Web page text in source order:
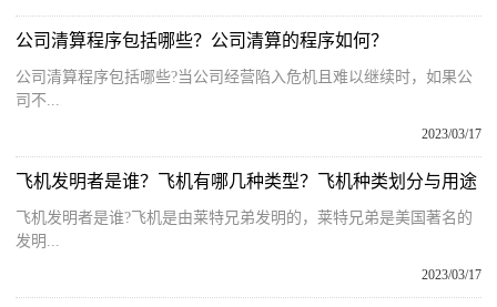
公司清算程序包括哪些？公司清算的程序如何？
公司清算程序包括哪些?当公司经营陷入危机且难以继续时，如果公
司不...
2023/03/17
飞机发明者是谁？飞机有哪几种类型？飞机种类划分与用途
飞机发明者是谁?飞机是由莱特兄弟发明的，莱特兄弟是美国著名的
发明...
2023/03/17